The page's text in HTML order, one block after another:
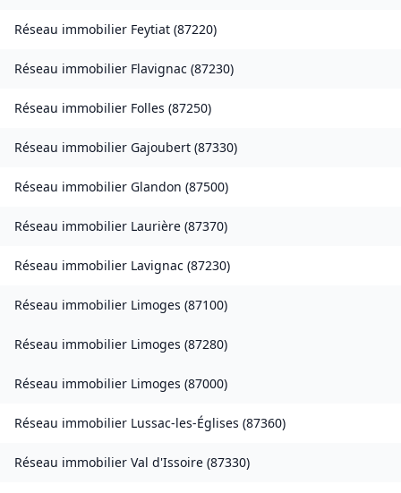
Réseau immobilier Feytiat (87220)
Réseau immobilier Flavignac (87230)
Réseau immobilier Folles (87250)
Réseau immobilier Gajoubert (87330)
Réseau immobilier Glandon (87500)
Réseau immobilier Laurière (87370)
Réseau immobilier Lavignac (87230)
Réseau immobilier Limoges (87100)
Réseau immobilier Limoges (87280)
Réseau immobilier Limoges (87000)
Réseau immobilier Lussac-les-Églises (87360)
Réseau immobilier Val d'Issoire (87330)